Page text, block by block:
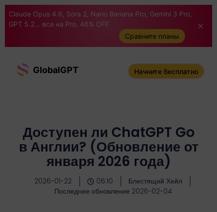
Claude Opus 4.6, Sora 2, Nano Banana Pro, Gemini 3 Pro,
GPT 5.2... все на Pro. 46% OFF
Сравните планы
GlobalGPT Начните бесплатно
Доступен ли ChatGPT Go
в Англии? (Обновление от
января 2026 года)
2026-01-22 06:10
Блестящий Хейл
Последнее обновление 2026-02-04